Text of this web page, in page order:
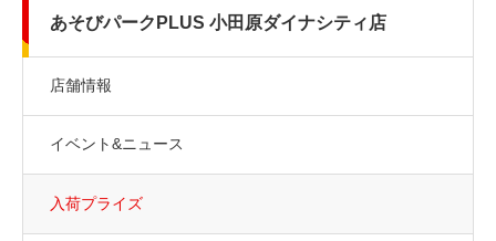
あそびパークPLUS 小田原ダイナシティ店
店舗情報
イベント&ニュース
入荷プライズ